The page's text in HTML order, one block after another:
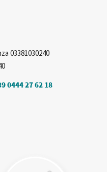
03381030240
0444 27 62 18